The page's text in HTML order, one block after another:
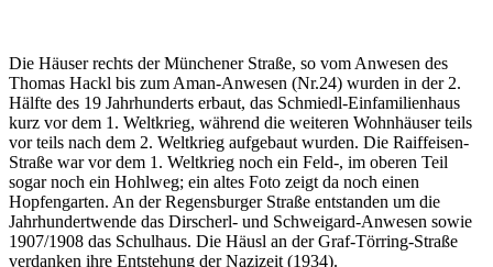
Die Häuser rechts der Münchener Straße, so vom Anwesen des
Thomas Hackl bis zum Aman-Anwesen (Nr.24) wurden in der 2.
Hälfte des 19 Jahrhunderts erbaut, das Schmiedl-Einfamilienhaus
kurz vor dem 1. Weltkrieg, während die weiteren Wohnhäuser teils
vor teils nach dem 2. Weltkrieg aufgebaut wurden. Die Raiffeisen-
Straße war vor dem 1. Weltkrieg noch ein Feld-, im oberen Teil
sogar noch ein Hohlweg; ein altes Foto zeigt da noch einen
Hopfengarten. An der Regensburger Straße entstanden um die
Jahrhundertwende das Dirscherl- und Schweigard-Anwesen sowie
1907/1908 das Schulhaus. Die Häusl an der Graf-Törring-Straße
verdanken ihre Entstehung der Nazizeit (1934).